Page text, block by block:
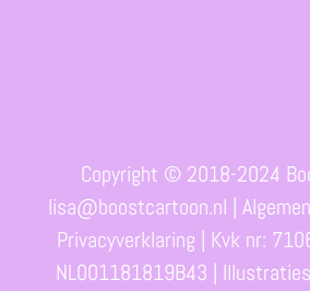
Copyright © 2018-2024
lisa@boostcartoon.nl |
Privacyverklaring | Kvk nr:
NL001181819B43 |